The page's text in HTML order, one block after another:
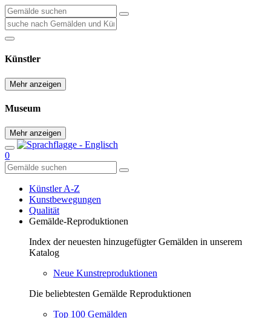
Künstler
Mehr anzeigen
Museum
Mehr anzeigen
0
Künstler A-Z
Kunstbewegungen
Qualität
Gemälde-Reproduktionen
Index der neuesten hinzugefügter Gemälden in unserem
Katalog
Neue Kunstreproduktionen
Die beliebtesten Gemälde Reproduktionen
Top 100 Gemälden